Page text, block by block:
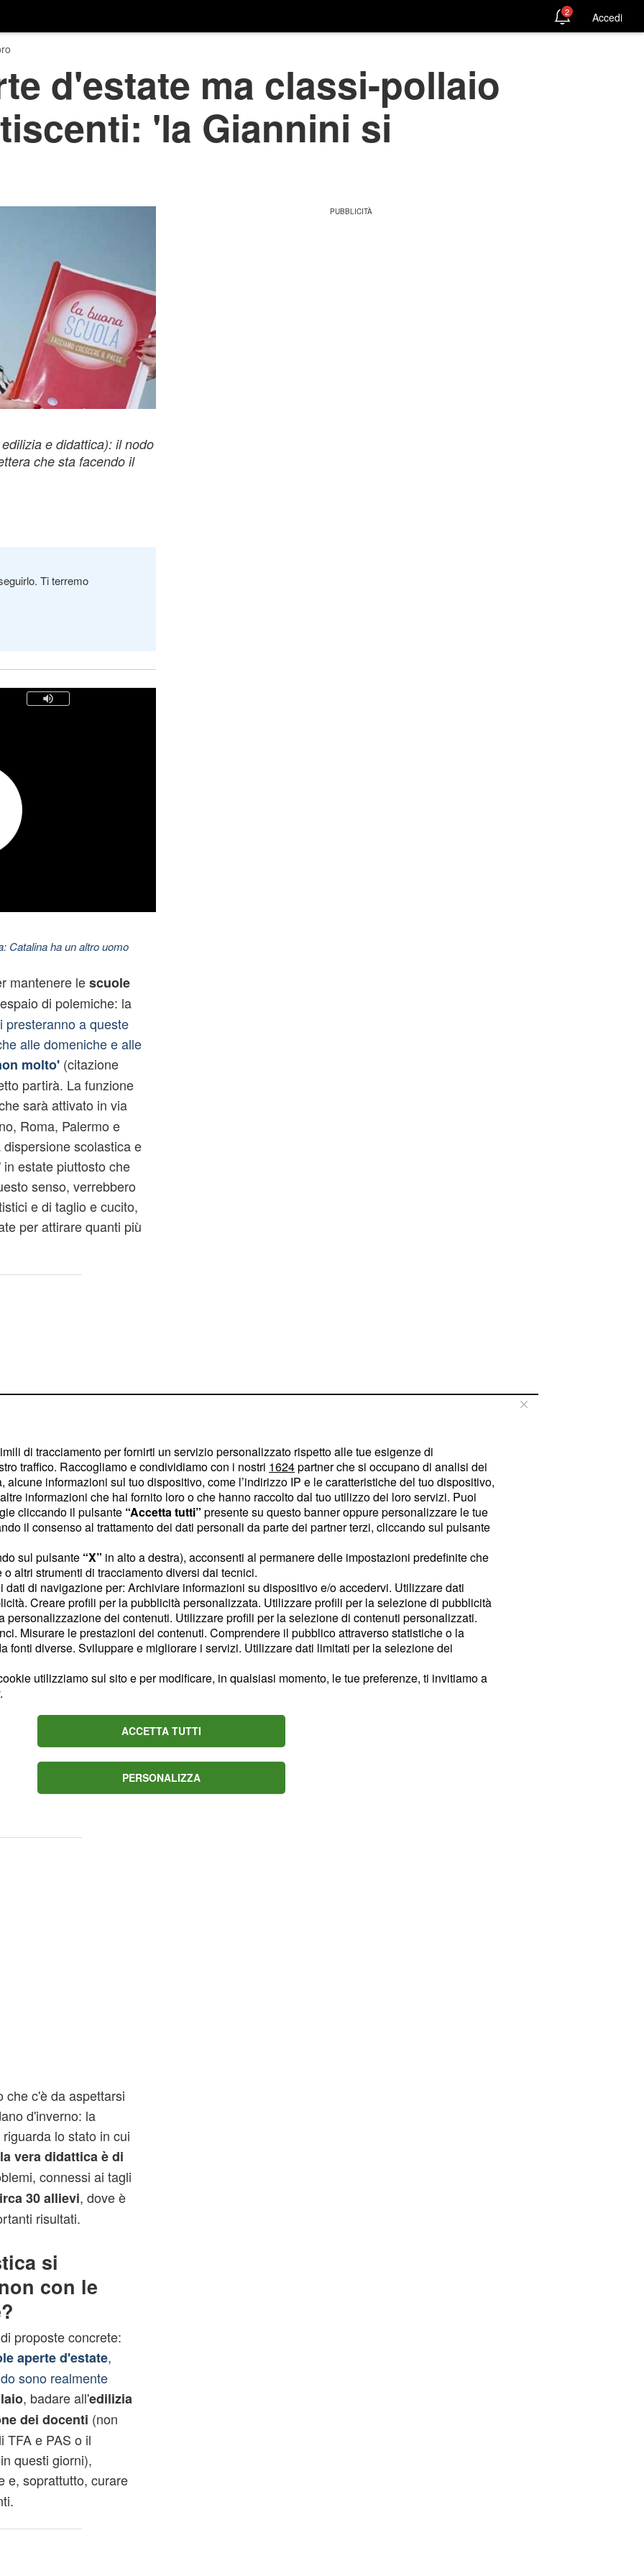
2 Accedi
d'estate ma classi-pollaio
'la Giannini si
e didattica): il nodo
che sta facendo il
Ti terremo
Catalina ha un altro uomo
mantenere lescuole
di polemiche: la
a queste
alle domeniche e alle
molto'(citazione
partirà. La funzione
sarà attivato in via
Roma, Palermo e
scolastica e
estate piuttosto che
senso, verrebbero
e di taglio e cucito,
per attirare quanti più
con le
hanno iniziato a porsi è
la dispersione
invece, essere
quando si fa
attività
facoltativo come
– questa in poche
ha scritto una lettera
che c'è da aspettarsi
d'inverno: la
lo stato in cui
la vera didattica è di
connessi ai tagli
30 allievi, dove è
risultati.
si
con le
proposte concrete:
aperte d'estate,
sono realmente
, badare all'edilizia
dei docenti (non
TFA e PAS o il
questi giorni),
e, soprattutto, curare
di tracciamento per fornirti un servizio personalizzato rispetto alle tue esigenze di
traffico. Raccogliamo e condividiamo con i nostri 1624partner che si occupano di analisi dei
informazioni sul tuo dispositivo, come l’indirizzo IP e le caratteristiche del tuo dispositivo,
informazioni che hai fornito loro o che hanno raccolto dal tuo utilizzo dei loro servizi. Puoi
cliccando il pulsante “Accetta tutti” presente su questo banner oppure personalizzare le tue
il consenso al trattamento dei dati personali da parte dei partner terzi, cliccando sul pulsante
sul pulsante “X” in alto a destra), acconsenti al permanere delle impostazioni predefinite che
altri strumenti di tracciamento diversi dai tecnici.
dati di navigazione per: Archiviare informazioni su dispositivo e/o accedervi. Utilizzare dati
Creare profili per la pubblicità personalizzata. Utilizzare profili per la selezione di pubblicità
personalizzazione dei contenuti. Utilizzare profili per la selezione di contenuti personalizzati.
Misurare le prestazioni dei contenuti. Comprendere il pubblico attraverso statistiche o la
fonti diverse. Sviluppare e migliorare i servizi. Utilizzare dati limitati per la selezione dei
utilizziamo sul sito e per modificare, in qualsiasi momento, le tue preferenze, ti invitiamo a
.
ACCETTA TUTTI
PERSONALIZZA